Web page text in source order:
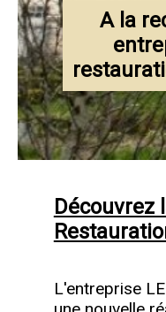
A la
Découvrez
L'entreprise